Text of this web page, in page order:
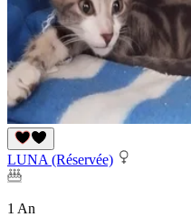
LUNA (Réservée)
1 An